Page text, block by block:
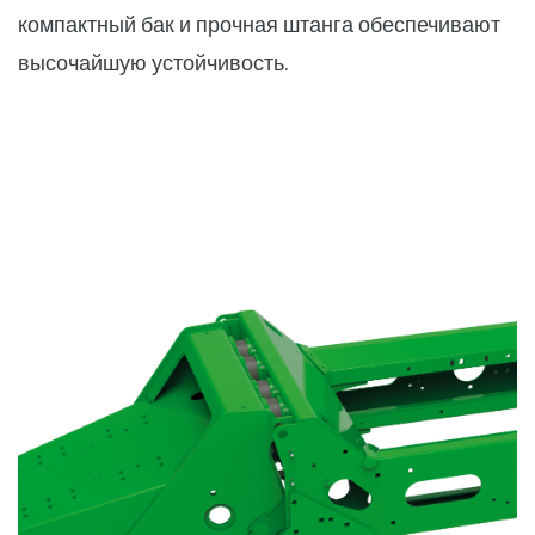
компактный бак и прочная штанга обеспечивают
высочайшую устойчивость.